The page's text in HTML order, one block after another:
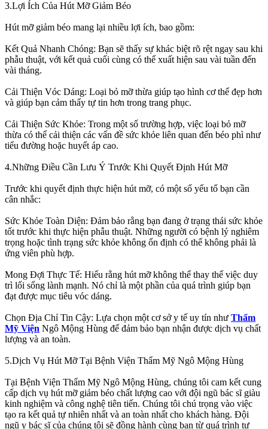
3.Lợi Ích Của Hút Mỡ Giảm Béo
Hút mỡ giảm béo mang lại nhiều lợi ích, bao gồm:
Kết Quả Nhanh Chóng: Bạn sẽ thấy sự khác biệt rõ rệt ngay sau khi
phẫu thuật, với kết quả cuối cùng có thể xuất hiện sau vài tuần đến
vài tháng.
Cải Thiện Vóc Dáng: Loại bỏ mỡ thừa giúp tạo hình cơ thể đẹp hơn
và giúp bạn cảm thấy tự tin hơn trong trang phục.
Cải Thiện Sức Khỏe: Trong một số trường hợp, việc loại bỏ mỡ
thừa có thể cải thiện các vấn đề sức khỏe liên quan đến béo phì như
tiểu đường hoặc huyết áp cao.
4.Những Điều Cần Lưu Ý Trước Khi Quyết Định Hút Mỡ
Trước khi quyết định thực hiện hút mỡ, có một số yếu tố bạn cần
cân nhắc:
Sức Khỏe Toàn Diện: Đảm bảo rằng bạn đang ở trạng thái sức khỏe
tốt trước khi thực hiện phẫu thuật. Những người có bệnh lý nghiêm
trọng hoặc tình trạng sức khỏe không ổn định có thể không phải là
ứng viên phù hợp.
Mong Đợi Thực Tế: Hiểu rằng hút mỡ không thể thay thế việc duy
trì lối sống lành mạnh. Nó chỉ là một phần của quá trình giúp bạn
đạt được mục tiêu vóc dáng.
Chọn Địa Chỉ Tin Cậy: Lựa chọn một cơ sở y tế uy tín như Thẩm
Mỹ Viện Ngô Mộng Hùng để đảm bảo bạn nhận được dịch vụ chất
lượng và an toàn.
5.Dịch Vụ Hút Mỡ Tại Bệnh Viện Thẩm Mỹ Ngô Mộng Hùng
Tại Bệnh Viện Thẩm Mỹ Ngô Mộng Hùng, chúng tôi cam kết cung
cấp dịch vụ hút mỡ giảm béo chất lượng cao với đội ngũ bác sĩ giàu
kinh nghiệm và công nghệ tiên tiến. Chúng tôi chú trọng vào việc
tạo ra kết quả tự nhiên nhất và an toàn nhất cho khách hàng. Đội
ngũ y bác sĩ của chúng tôi sẽ đồng hành cùng bạn từ quá trình tư